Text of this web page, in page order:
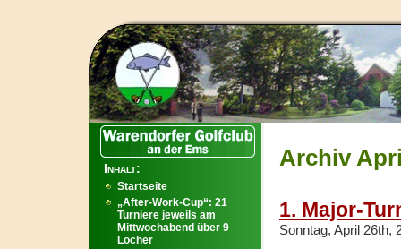
Archiv
1. Major-
Sonntag, April 26th,
Inhalt:
Startseite
„After-Work-Cup“: 21
Turniere jeweils am
Mittwochabend über 9
Löcher